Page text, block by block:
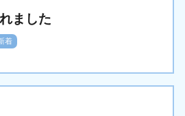
ました
着